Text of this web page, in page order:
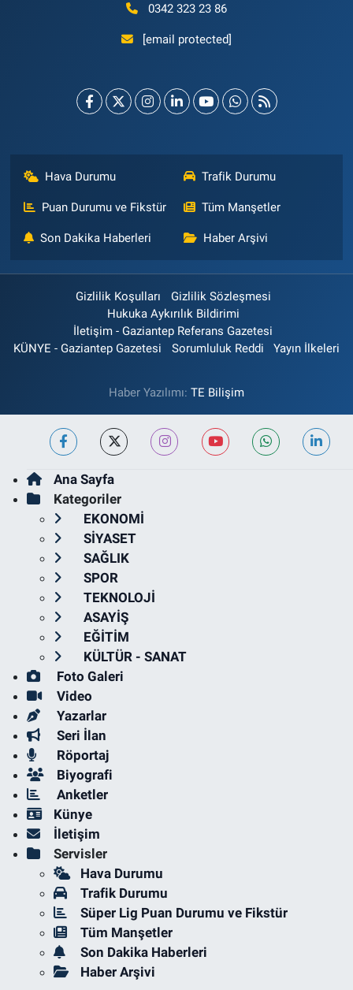
0342 323 23 86
[email protected]
Hava Durumu Trafik Durumu
Puan Durumu ve Fikstür Tüm Manşetler
Son Dakika Haberleri Haber Arşivi
Gizlilik Koşulları
Gizlilik Sözleşmesi
Hukuka Aykırılık Bildirimi
İletişim - Gaziantep Referans Gazetesi
KÜNYE - Gaziantep Gazetesi
Sorumluluk Reddi Yayın İlkeleri
Haber Yazılımı: TE Bilişim
Ana Sayfa
Kategoriler
EKONOMİ
SİYASET
SAĞLIK
SPOR
TEKNOLOJİ
ASAYİŞ
EĞİTİM
KÜLTÜR - SANAT
Foto Galeri
Video
Yazarlar
Seri İlan
Röportaj
Biyografi
Anketler
Künye
İletişim
Servisler
Hava Durumu
Trafik Durumu
Süper Lig Puan Durumu ve Fikstür
Tüm Manşetler
Son Dakika Haberleri
Haber Arşivi